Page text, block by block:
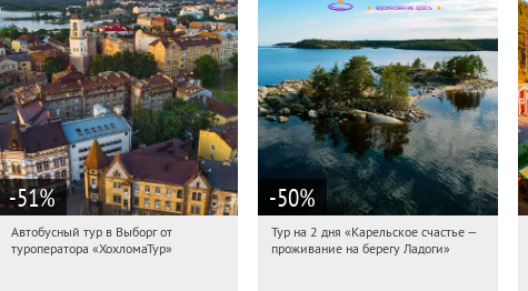
-51%
20:22:31 Купили:
Автобусный тур в Выборг от
туроператора «ХохломаТур»
-50%
20:22:31 Купили:39
Тур на 2 дня «Карельское счастье —
проживание на берегу Ладоги»